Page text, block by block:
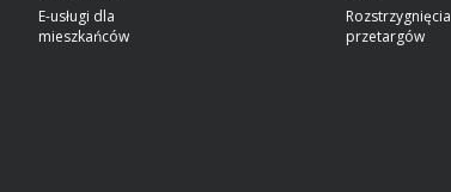
E-usługi dla
mieszkańców
Rozstrzygnięcia
przetargów